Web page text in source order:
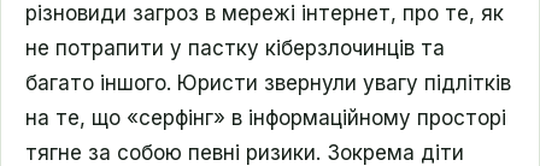
різновиди загроз в мережі інтернет, про те, як
не потрапити у пастку кіберзлочинців та
багато іншого. Юристи звернули увагу підлітків
на те, що «серфінг» в інформаційному просторі
тягне за собою певні ризики. Зокрема діти